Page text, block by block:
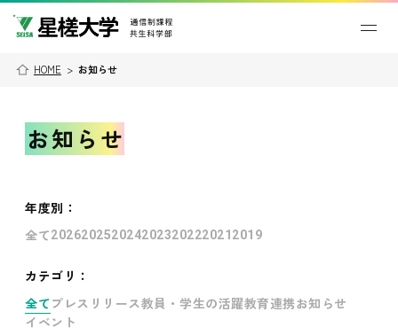
HOME > お知らせ
お知らせ
年度別 ：
全て202620252024202320222021 2019
カテゴリ：
全て プレスリリース教員・学生の活躍教育連携お知らせ
イベント